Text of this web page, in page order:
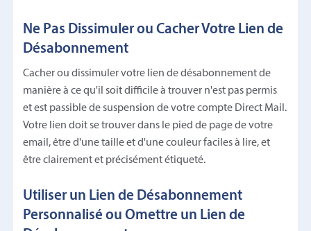
Ne Pas Dissimuler ou Cacher Votre Lien de
Désabonnement
Cacher ou dissimuler votre lien de désabonnement de
manière à ce qu'il soit difficile à trouver n'est pas permis
et est passible de suspension de votre compte Direct Mail.
Votre lien doit se trouver dans le pied de page de votre
email, être d'une taille et d'une couleur faciles à lire, et
être clairement et précisément étiqueté.
Utiliser un Lien de Désabonnement
Personnalisé ou Omettre un Lien de